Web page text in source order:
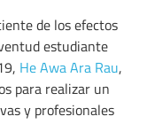
de los efectos
estudiante
He Awa Ara Rau,
para realizar un
y profesionales